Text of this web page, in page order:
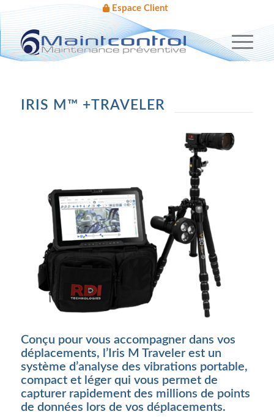
Espace Client
IRIS M™ +TRAVELER
Conçu pour vous accompagner dans vos
déplacements, l’Iris M Traveler est un
système d’analyse des vibrations portable,
compact et léger qui vous permet de
capturer rapidement des millions de points
de données lors de vos déplacements.